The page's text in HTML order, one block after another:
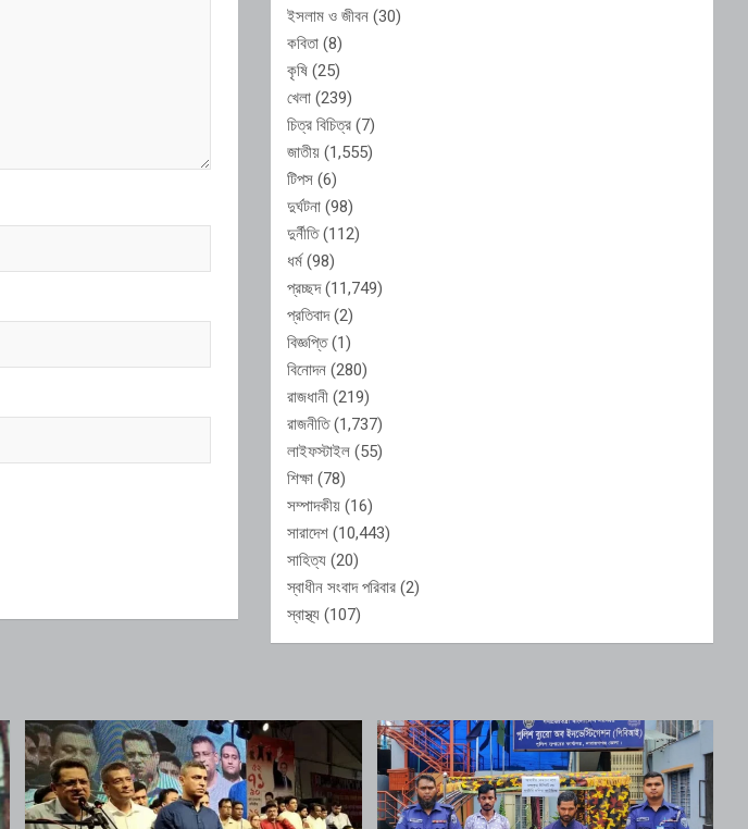
ইসলাম ও জীবন (30)
কবিতা (8)
কৃষি (25)
খেলা (239)
চিত্র বিচিত্র (7)
জাতীয় (1,555)
টিপস (6)
দুর্ঘটনা (98)
দুর্নীতি(112)
ধর্ম(98)
প্রচ্ছদ(11,749)
প্রতিবাদ(2)
বিজ্ঞপ্তি(1)
বিনোদন (280)
রাজধানী (219)
রাজনীতি(1,737)
লাইফস্টাইল (55)
শিক্ষা (78)
সম্পাদকীয় (16)
সারাদেশ (10,443)
সাহিত্য (20)
স্বাধীন সংবাদ পরিবার (2)
স্বাস্থ্য (107)